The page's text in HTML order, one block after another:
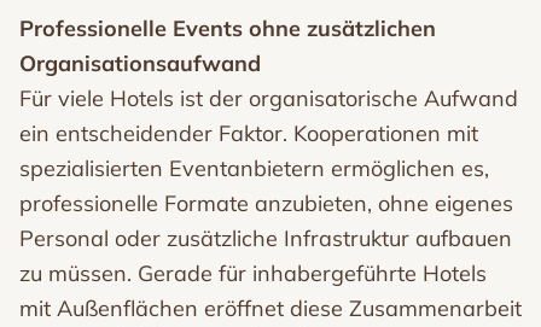
Professionelle Events ohne zusätzlichen
Organisationsaufwand
Für viele Hotels ist der organisatorische Aufwand
ein entscheidender Faktor. Kooperationen mit
spezialisierten Eventanbietern ermöglichen es,
professionelle Formate anzubieten, ohne eigenes
Personal oder zusätzliche Infrastruktur aufbauen
zu müssen. Gerade für inhabergeführte Hotels
mit Außenflächen eröffnet diese Zusammenarbeit